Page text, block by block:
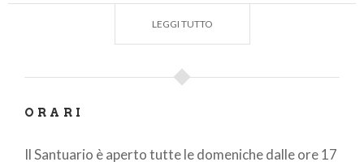
statuari policromi raffiguranti le scene della
Passione di Cristo. Un secolo più tardi, a sud del
di Spine e fu riedificata l'antica Scala Santa, già
dalla Palestina.
LEGGI TUTTO
ORARI
Il Santuario è aperto tutte le domeniche dalle ore 17